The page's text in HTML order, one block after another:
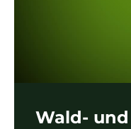
Wald-